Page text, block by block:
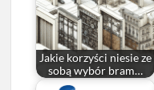
Jakie korzyści niesie ze
sobą wybór bram…